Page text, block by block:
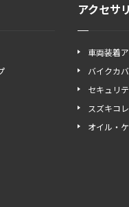
アクセサ
車両装着
バイクカ
セキュリ
スズキコ
オイル・